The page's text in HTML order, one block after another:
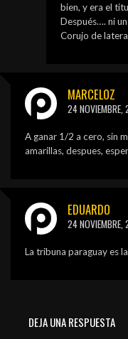
bien, y era el
Después…. ni
Corujo de
MARCELOZ
24
A ganar 1/2 a cero, sin
amarillas, despues,
EDUARDO
24
La tribuna paraguay es
DEJA UNA RESPUESTA